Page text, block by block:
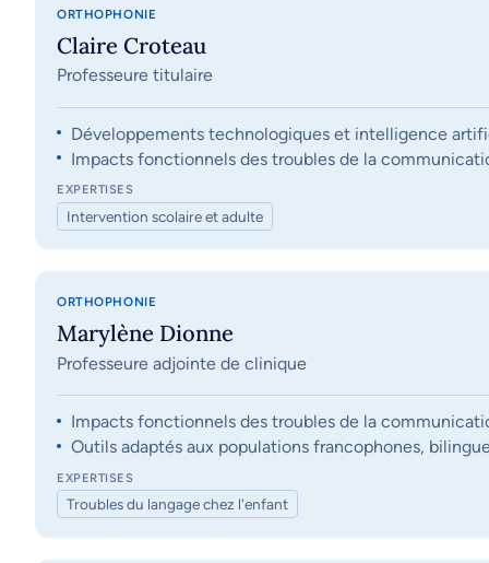
ORTHOPHONIE
Claire Croteau
Professeure titulaire
Développements technologiques et intelligence
Impacts fonctionnels des troubles de la
EXPERTISES
Intervention scolaire et adulte
ORTHOPHONIE
Marylène Dionne
Professeure adjointe de clinique
Impacts fonctionnels des troubles de la
Outils adaptés aux populations francophones,
EXPERTISES
Troubles du langage chez l'enfant